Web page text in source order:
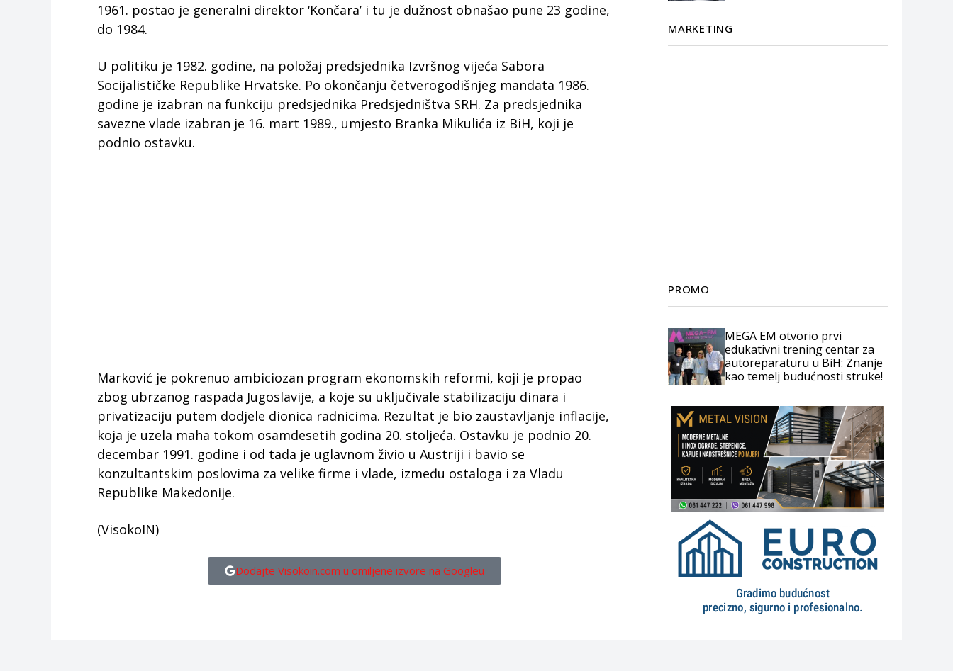
1961. postao je generalni direktor ‘Končara’ i tu je dužnost obnašao pune 23 godine,
do 1984.
U politiku je 1982. godine, na položaj predsjednika Izvršnog vijeća Sabora
Socijalističke Republike Hrvatske. Po okončanju četverogodišnjeg mandata 1986.
godine je izabran na funkciju predsjednika Predsjedništva SRH. Za predsjednika
savezne vlade izabran je 16. mart 1989., umjesto Branka Mikulića iz BiH, koji je
podnio ostavku.
Marković je pokrenuo ambiciozan program ekonomskih reformi, koji je propao
zbog ubrzanog raspada Jugoslavije, a koje su uključivale stabilizaciju dinara i
privatizaciju putem dodjele dionica radnicima. Rezultat je bio zaustavljanje inflacije,
koja je uzela maha tokom osamdesetih godina 20. stoljeća. Ostavku je podnio 20.
decembar 1991. godine i od tada je uglavnom živio u Austriji i bavio se
konzultantskim poslovima za velike firme i vlade, između ostaloga i za Vladu
Republike Makedonije.
(VisokoIN)
Dodajte Visokoin.com u omiljene izvore na Googleu
MARKETING
PROMO
MEGA EM otvorio prvi
edukativni trening centar za
autoreparaturu u BiH: Znanje
kao temelj budućnosti struke!